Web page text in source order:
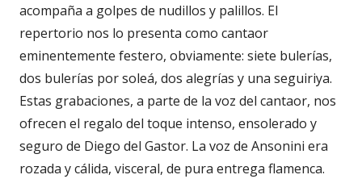
acompaña a golpes de nudillos y palillos. El
repertorio nos lo presenta como cantaor
eminentemente festero, obviamente: siete bulerías,
dos bulerías por soleá, dos alegrías y una seguiriya.
Estas grabaciones, a parte de la voz del cantaor, nos
ofrecen el regalo del toque intenso, ensolerado y
seguro de Diego del Gastor. La voz de Ansonini era
rozada y cálida, visceral, de pura entrega flamenca.